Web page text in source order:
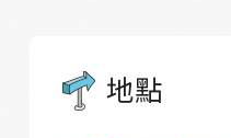
地點